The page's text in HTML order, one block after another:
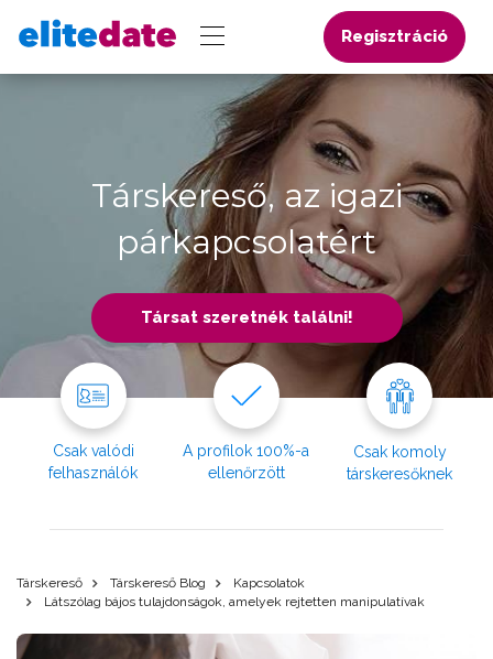
Regisztráció
Társkereső, az igazi
párkapcsolatért
Társat szeretnék találni!
Csak valódi
felhasználók
A profilok 100%-a
ellenőrzött
Csak komoly
társkeresőknek
Társkereső Társkereső Blog
Kapcsolatok
Látszólag bájos tulajdonságok, amelyek rejtetten manipulatívak